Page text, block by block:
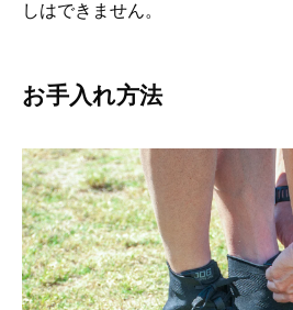
しはできません。
お手入れ方法